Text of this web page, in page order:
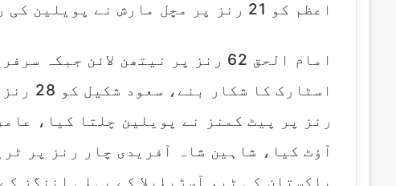
اعظم کو 21 رنز پر مچل مارش نے پویلین کی راہ دکھائی۔
آؤٹ کیا، شاہین شاہ آفریدی چار رنز پر